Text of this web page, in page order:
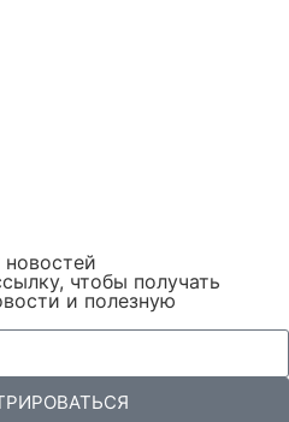
чтобы получать
и полезную